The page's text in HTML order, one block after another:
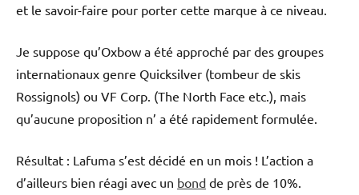
et le savoir-faire pour porter cette marque à ce niveau.
Je suppose qu’Oxbow a été approché par des groupes
internationaux genre Quicksilver (tombeur de skis
Rossignols) ou VF Corp. (The North Face etc.), mais
qu’aucune proposition n’ a été rapidement formulée.
Résultat : Lafuma s’est décidé en un mois ! L’action a
d’ailleurs bien réagi avec un bond de près de 10%.